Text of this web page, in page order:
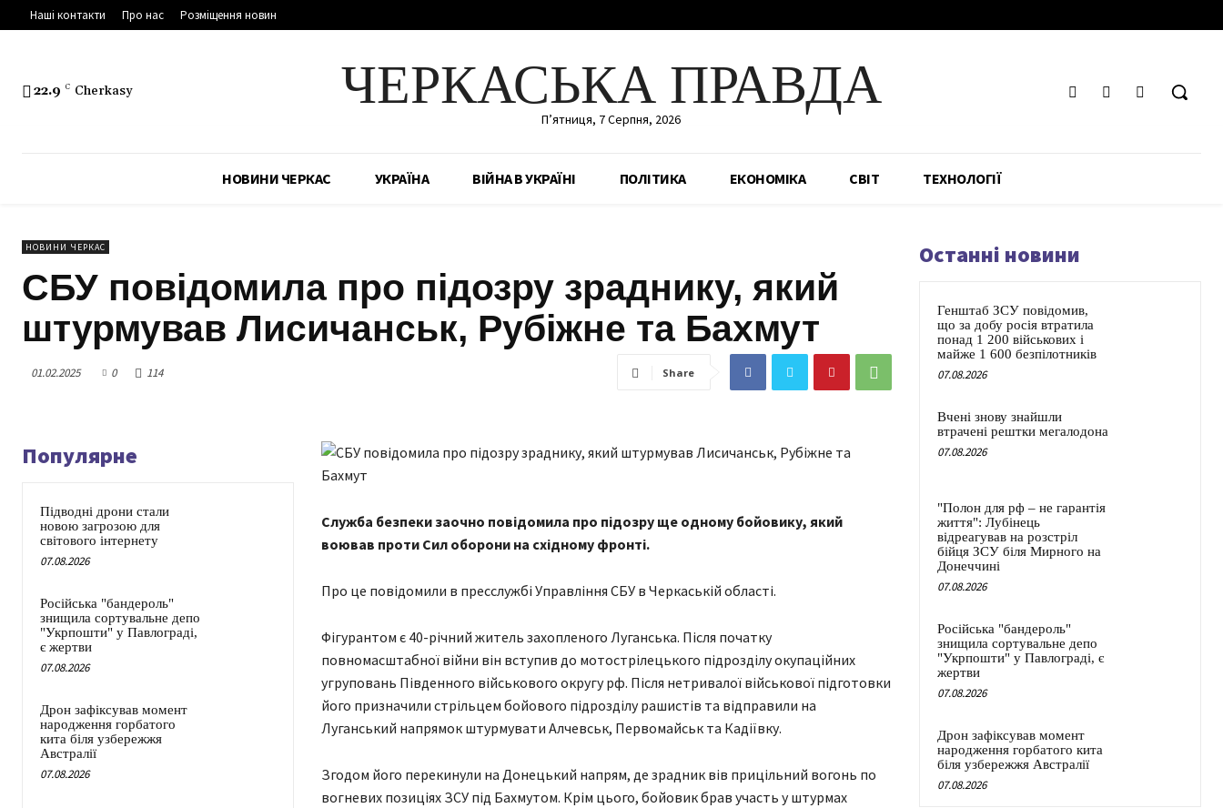
Наші контакти Про нас Розміщення новин
22.9 C Cherkasy ЧЕРКАСЬКА ПРАВДА
П’ятниця, 7 Серпня, 2026
НОВИНИ ЧЕРКАС УКРАЇНА ВІЙНА В УКРАЇНІ ПОЛІТИКА ЕКОНОМІКА СВІТ ТЕХНОЛОГІЇ
НОВИНИ ЧЕРКАС
СБУ повідомила про підозру зраднику, який
штурмував Лисичанськ, Рубіжне та Бахмут
01.02.2025 0 114 Share
Популярне
Підводні дрони стали
новою загрозою для
світового інтернету
07.08.2026
Російська "бандероль"
знищила сортувальне депо
"Укрпошти" у Павлограді,
є жертви
07.08.2026
Дрон зафіксував момент
народження горбатого
кита біля узбережжя
Австралії
07.08.2026
Служба безпеки заочно повідомила про підозру ще одному бойовику, який
воював проти Сил оборони на східному фронті.
Про це повідомили в пресслужбі Управління СБУ в Черкаській області.
Фігурантом є 40-річний житель захопленого Луганська. Після початку
повномасштабної війни він вступив до мотострілецького підрозділу окупаційних
угруповань Південного військового округу рф. Після нетривалої військової підготовки
його призначили стрільцем бойового підрозділу рашистів та відправили на
Луганський напрямок штурмувати Алчевськ, Первомайськ та Кадіївку.
Згодом його перекинули на Донецький напрям, де зрадник вів прицільний вогонь по
вогневих позиціях ЗСУ під Бахмутом. Крім цього, бойовик брав участь у штурмах
Останні новини
Генштаб ЗСУ повідомив,
що за добу росія втратила
понад 1 200 військових і
майже 1 600 безпілотників
07.08.2026
Вчені знову знайшли
втрачені рештки мегалодона
07.08.2026
"Полон для рф – не гарантія
життя": Лубінець
відреагував на розстріл
бійця ЗСУ біля Мирного на
Донеччині
07.08.2026
Російська "бандероль"
знищила сортувальне депо
"Укрпошти" у Павлограді, є
жертви
07.08.2026
Дрон зафіксував момент
народження горбатого кита
біля узбережжя Австралії
07.08.2026